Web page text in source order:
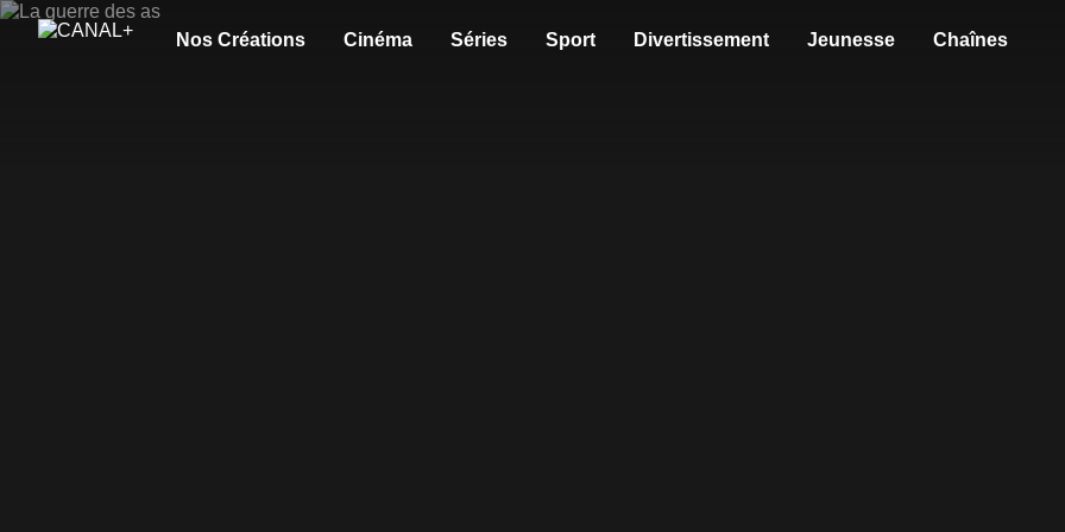
Nos Créations Cinéma Séries Sport Divertissement Jeunesse Chaînes